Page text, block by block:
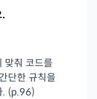
.
맞춰 코드를
단한 규칙을
. (p.96)